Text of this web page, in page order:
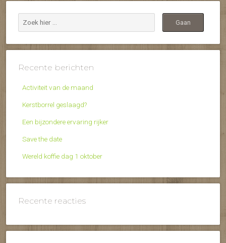
Recente berichten
Activiteit van de maand
Kerstborrel geslaagd?
Een bijzondere ervaring rijker
Save the date
Wereld koffie dag 1 oktober
Recente reacties